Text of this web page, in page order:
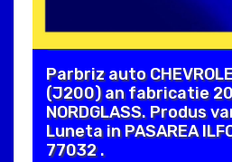
Parbriz auto
(J200) an fabricatie
NORDGLASS. Produs
Luneta in PASAREA
77032 .